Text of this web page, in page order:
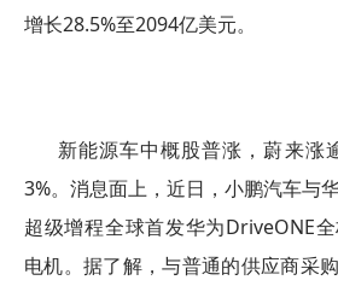
增长28.5%至2094亿美元。
新能源车中概股普涨，蔚来涨
3%。消息面上，近日，小鹏汽车与
超级增程全球首发华为DriveONE
电机。据了解，与普通的供应商采